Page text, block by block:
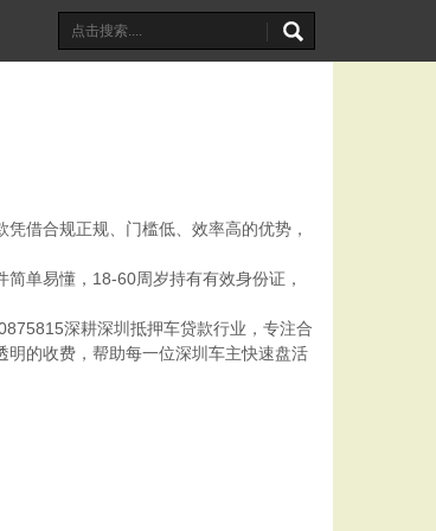
借合规正规、门槛低、效率高的优势，
单易懂，18-60周岁持有有效身份证，
深耕深圳抵押车贷款行业，专注合
的收费，帮助每一位深圳车主快速盘活